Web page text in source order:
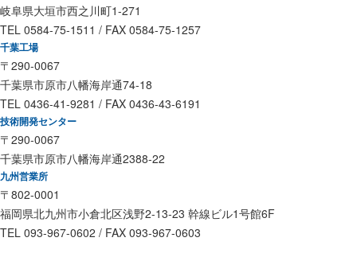
岐阜県大垣市西之川町1-271
TEL 0584-75-1511 / FAX 0584-75-1257
千葉工場
〒290-0067
千葉県市原市八幡海岸通74-18
TEL 0436-41-9281 / FAX 0436-43-6191
技術開発センター
〒290-0067
千葉県市原市八幡海岸通2388-22
九州営業所
〒802-0001
福岡県北九州市小倉北区浅野2-13-23 幹線ビル1号館6F
TEL 093-967-0602 / FAX 093-967-0603